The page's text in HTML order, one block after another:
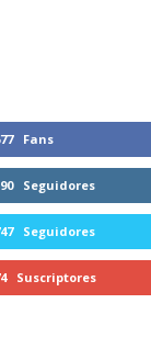
Fans
Seguidores
Seguidores
Suscriptores